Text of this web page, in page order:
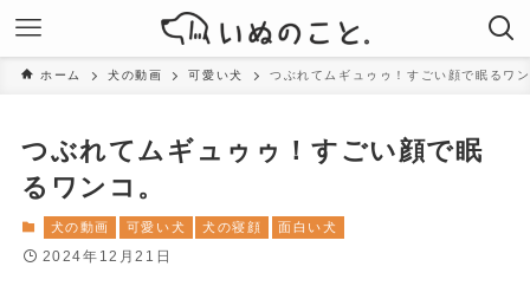
ホーム 犬の動画 可愛い犬 つぶれてムギュゥゥ！すごい顔で眠るワ
つぶれてムギュゥゥ！すごい顔で眠
るワンコ。
犬の動画 可愛い犬 犬の寝顔 面白い犬
2024年12月21日